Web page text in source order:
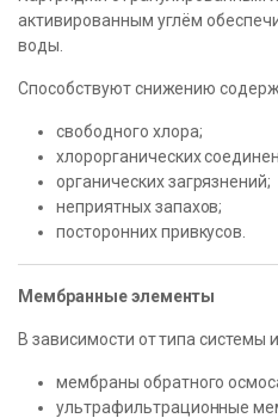
активированным углём
воды.
Способствуют снижению
свободного хлора;
хлорорганических
органических загрязнений;
неприятных запахов;
посторонних привкусов.
Мембранные элементы
В зависимости от типа системы
мембраны обратного
ультрафильтрационные